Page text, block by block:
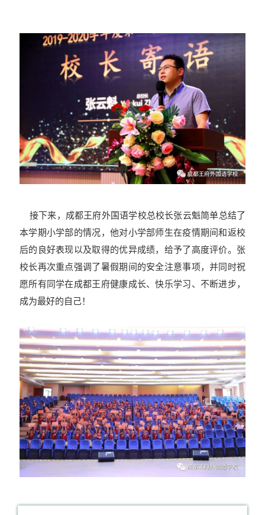
接下来，成都王府外国语学校总校长张云魁简单总结了
本学期小学部的情况，他对小学部师生在疫情期间和返校
后的良好表现以及取得的优异成绩，给予了高度评价。张
校长再次重点强调了暑假期间的安全注意事项，并同时祝
愿所有同学在成都王府健康成长、快乐学习、不断进步，
成为最好的自己！